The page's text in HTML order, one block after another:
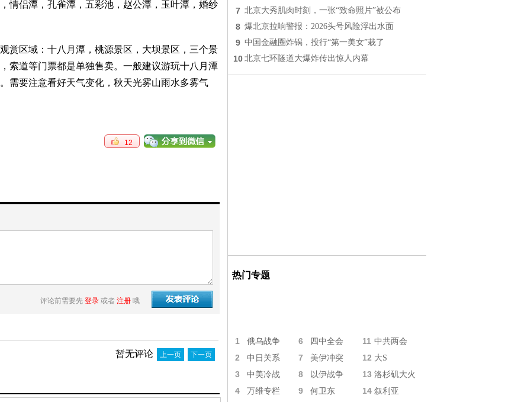
情侣潭，孔雀潭，五彩池，赵公潭，玉叶潭，婚纱
区域：十八月潭，桃源景区，大坝景区，三个景
索道等门票都是单独售卖。一般建议游玩十八月潭
需要注意看好天气变化，秋天光雾山雨水多雾气
12
评论前需要先 登录 或者 注册 哦
暂无评论 上一页 下一页
7 北京大秀肌肉时刻，一张“致命照片”被公布
8 爆北京拉响警报：2026头号风险浮出水面
9 中国金融圈炸锅，投行“第一美女”栽了
10 北京七环隧道大爆炸传出惊人内幕
热门专题
1 俄乌战争 6 四中全会 11 中共两会
2 中日关系 7 美伊冲突 12 大S
3 中美冷战 8 以伊战争 13 洛杉矶大火
4 万维专栏 9 何卫东 14 叙利亚